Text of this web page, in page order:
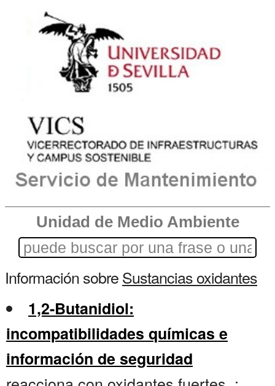
Unidad de Medio Ambiente
Información sobreSustancias oxidantes
1,2-Butanidiol:
incompatibilidades químicas e
información de seguridad